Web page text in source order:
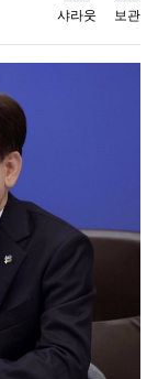
샤라웃 보관